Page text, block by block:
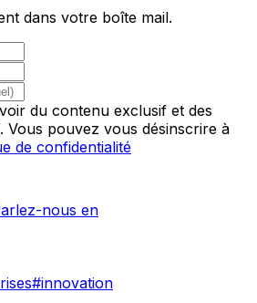
dans votre boîte mail.
du contenu exclusif et des
pouvez vous désinscrire à
de confidentialité
nous en
#innovation